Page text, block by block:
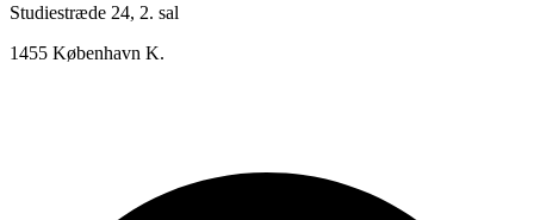
Studiestræde 24, 2. sal
1455 København K.